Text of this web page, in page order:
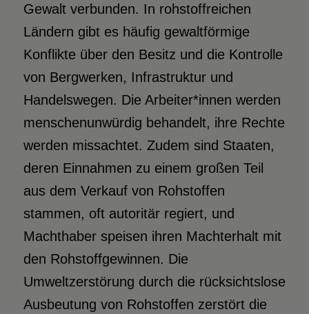
Gewalt verbunden. In rohstoffreichen
Ländern gibt es häufig gewaltförmige
Konflikte über den Besitz und die Kontrolle
von Bergwerken, Infrastruktur und
Handelswegen. Die Arbeiter*innen werden
menschenunwürdig behandelt, ihre Rechte
werden missachtet. Zudem sind Staaten,
deren Einnahmen zu einem großen Teil
aus dem Verkauf von Rohstoffen
stammen, oft autoritär regiert, und
Machthaber speisen ihren Machterhalt mit
den Rohstoffgewinnen. Die
Umweltzerstörung durch die rücksichtslose
Ausbeutung von Rohstoffen zerstört die